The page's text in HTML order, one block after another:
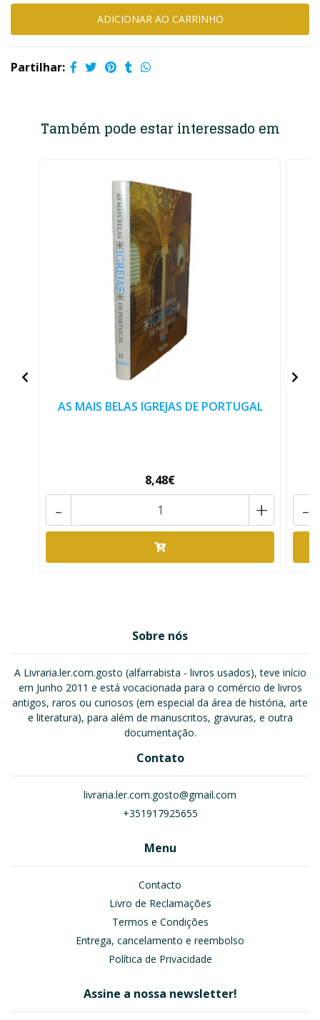
Partilhar:
Também pode estar interessado em
AS MAIS BELAS IGREJAS DE PORTUGAL
8,48€
+
- -
Sobre nós
A Livraria.ler.com.gosto (alfarrabista - livros usados), teve início
em Junho 2011 e está vocacionada para o comércio de livros
antigos, raros ou curiosos (em especial da área de história, arte
e literatura), para além de manuscritos, gravuras, e outra
documentação.
Contato
livraria.ler.com.gosto@gmail.com
+351917925655
Menu
Contacto
Livro de Reclamações
Termos e Condições
Entrega, cancelamento e reembolso
Política de Privacidade
Assine a nossa newsletter!